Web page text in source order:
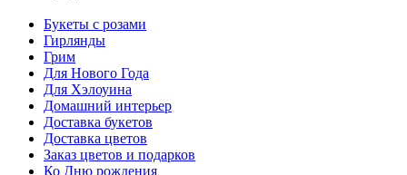
Букеты с розами
Гирлянды
Грим
Для Нового Года
Для Хэлоуина
Домашний интерьер
Доставка букетов
Доставка цветов
Заказ цветов и подарков
Ко Дню рождения